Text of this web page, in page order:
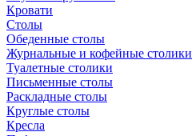
Кровати
Столы
Обеденные столы
Журнальные и кофейные столики
Туалетные столики
Письменные столы
Раскладные столы
Круглые столы
Кресла